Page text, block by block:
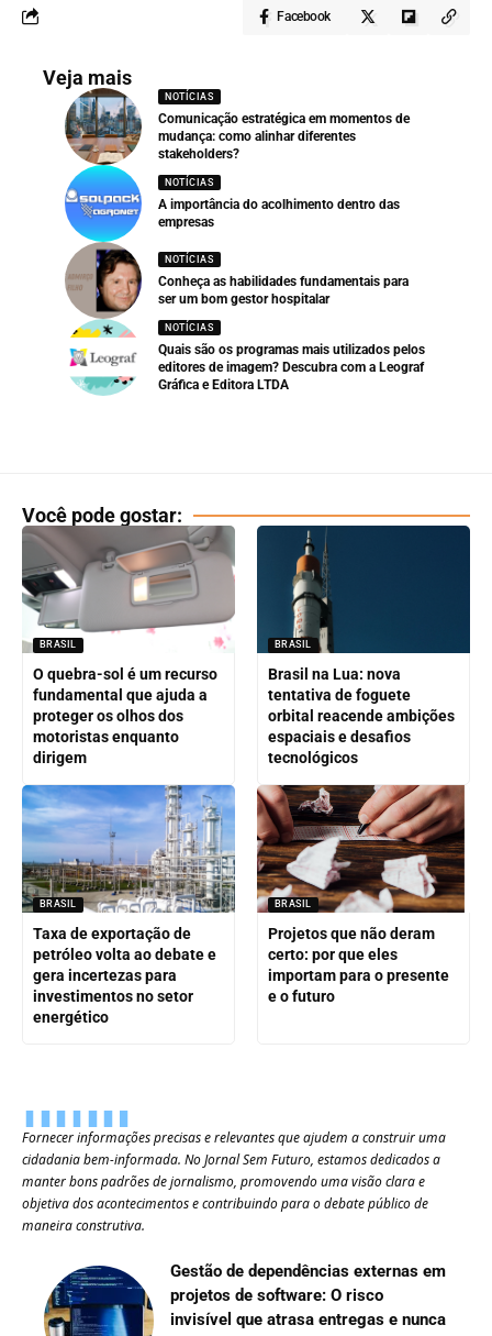
Facebook
Veja mais
NOTÍCIAS
Comunicação estratégica em momentos de
mudança: como alinhar diferentes
stakeholders?
NOTÍCIAS
A importância do acolhimento dentro das
empresas
NOTÍCIAS
Conheça as habilidades fundamentais para
ser um bom gestor hospitalar
NOTÍCIAS
Quais são os programas mais utilizados pelos
editores de imagem? Descubra com a Leograf
Gráfica e Editora LTDA
Você pode gostar:
BRASIL
O quebra-sol é um recurso
fundamental que ajuda a
proteger os olhos dos
motoristas enquanto
dirigem
BRASIL
Brasil na Lua: nova
tentativa de foguete
orbital reacende ambições
espaciais e desafios
tecnológicos
BRASIL
Taxa de exportação de
petróleo volta ao debate e
gera incertezas para
investimentos no setor
energético
BRASIL
Projetos que não deram
certo: por que eles
importam para o presente
e o futuro
Fornecer informações precisas e relevantes que ajudem a construir uma
cidadania bem-informada. No Jornal Sem Futuro, estamos dedicados a
manter bons padrões de jornalismo, promovendo uma visão clara e
objetiva dos acontecimentos e contribuindo para o debate público de
maneira construtiva.
Gestão de dependências externas em
projetos de software: O risco
invisível que atrasa entregas e nunca